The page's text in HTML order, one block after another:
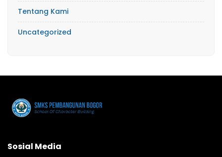
Tentang Kami
Uncategorized
Sosial Media